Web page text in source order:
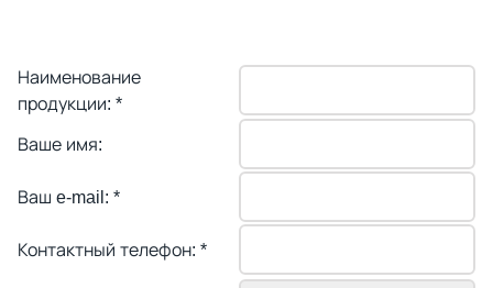
Наименование
продукции: *
Ваше имя:
Ваш e-mail: *
Контактный телефон: *